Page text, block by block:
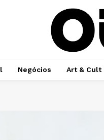
Negócios Art & Cult